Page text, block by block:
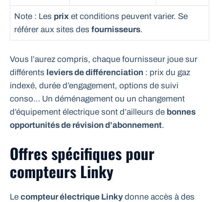
Note : Les prix et conditions peuvent varier. Se
référer aux sites des fournisseurs.
Vous l’aurez compris, chaque fournisseur joue sur
différents leviers de différenciation : prix du gaz
indexé, durée d’engagement, options de suivi
conso… Un déménagement ou un changement
d’équipement électrique sont d’ailleurs de bonnes
opportunités de révision d’abonnement.
Offres spécifiques pour
compteurs Linky
Le compteur électrique Linky donne accès à des